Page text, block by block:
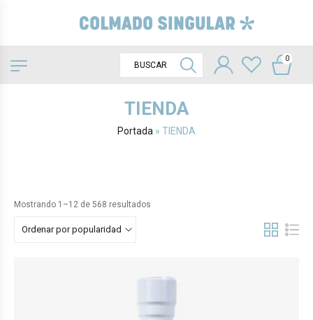
0
TIENDA
Portada » TIENDA
Mostrando 1–12 de 568 resultados
Ordenar por popularidad